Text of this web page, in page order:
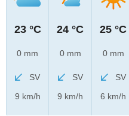
23 °C
0 mm
SV
9 km/h
24 °C
0 mm
SV
9 km/h
25 °C
0 mm
SV
6 km/h